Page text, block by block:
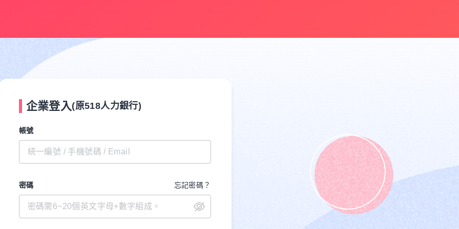
企業登入(原518人力銀行)
帳號
密碼 忘記密碼？